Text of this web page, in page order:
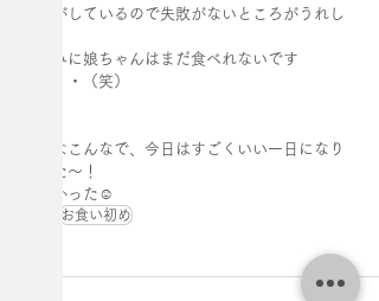
プロがしているので失敗がないところがうれし
ちなみに娘ちゃんはまだ食べれないです
が・・・（笑）
そんなこんなで、今日はすごくいい一日になり
ました〜！
楽しかった☺️
お食い初め